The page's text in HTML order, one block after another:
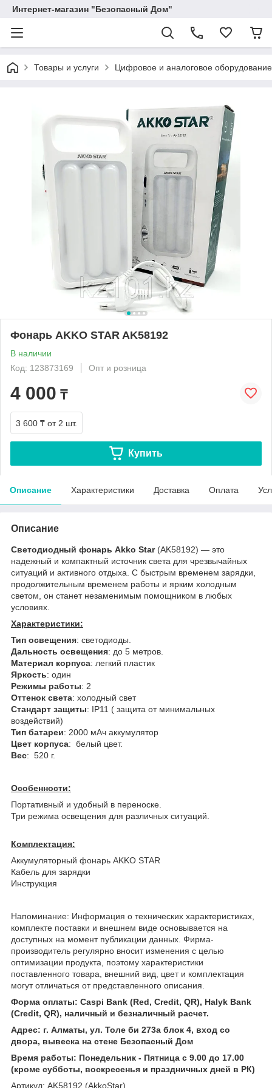
Интернет-магазин "Безопасный Дом"
Товары и услуги Цифровое и аналоговое оборудование
Фонарь AKKO STAR AK58192
В наличии
Код: 123873169
Опт и розница
4 000 ₸
3 600 ₸ от 2 шт.
Купить
Описание Характеристики Доставка Оплата
Описание
Светодиодный фонарь Akko Star(AK58192) — это
надежный и компактный источник света для чрезвычайных
ситуаций и активного отдыха. С быстрым временем зарядки,
продолжительным временем работы и ярким холодным
светом, он станет незаменимым помощником в любых
условиях.
Характеристики:
Тип освещения: светодиоды.
Дальность освещения: до 5 метров.
Материал корпуса: легкий пластик
Яркость: один
Режимы работы: 2
Оттенок света: холодный свет
Стандарт защиты: IP11 ( защита от минимальных
воздействий)
Тип батареи: 2000 мАч аккумулятор
Цвет корпуса: белый цвет.
Вес: 520 г.
Особенности:
Портативный и удобный в переноске.
Три режима освещения для различных ситуаций.
Комплектация:
Аккумуляторный фонарь AKKO STAR
Кабель для зарядки
Инструкция
Напоминание: Информация о технических характеристиках,
комплекте поставки и внешнем виде основывается на
доступных на момент публикации данных. Фирма-
производитель регулярно вносит изменения с целью
оптимизации продукта, поэтому характеристики
поставленного товара, внешний вид, цвет и комплектация
могут отличаться от представленного описания.
Форма оплаты: Caspi Bank (Red, Credit, QR), Halyk Bank
(Credit, QR), наличный и безналичный расчет.
Адрес: г. Алматы, ул. Толе би 273а блок 4, вход со
двора, вывеска на стене Безопасный Дом
Время работы: Понедельник - Пятница с 9.00 до 17.00
(кроме субботы, воскресенья и праздничных дней в РК)
Артикул: AK58192 (AkkoStar)